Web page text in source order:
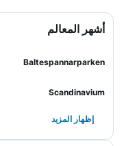
أشهر المعالم
Baltespannarparken
Scandinavium
إظهار المزيد